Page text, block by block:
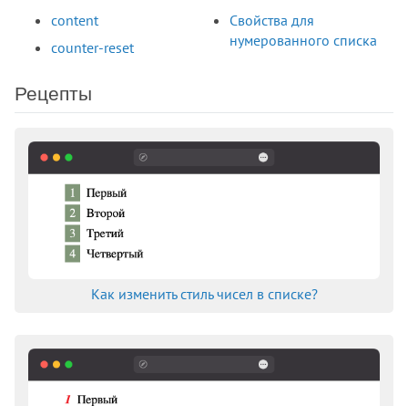
content
counter-reset
Свойства для
нумерованного списка
Рецепты
Как изменить стиль чисел в списке?
border-top-width
box-shadow
caption-side
caret-color
clip-path
color-scheme
column-fill
column-gap
column-rule